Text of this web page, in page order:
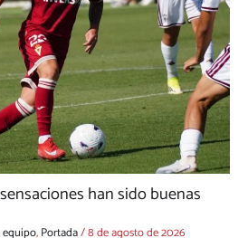
han sido buenas
,Portada/8 de agosto de 2026